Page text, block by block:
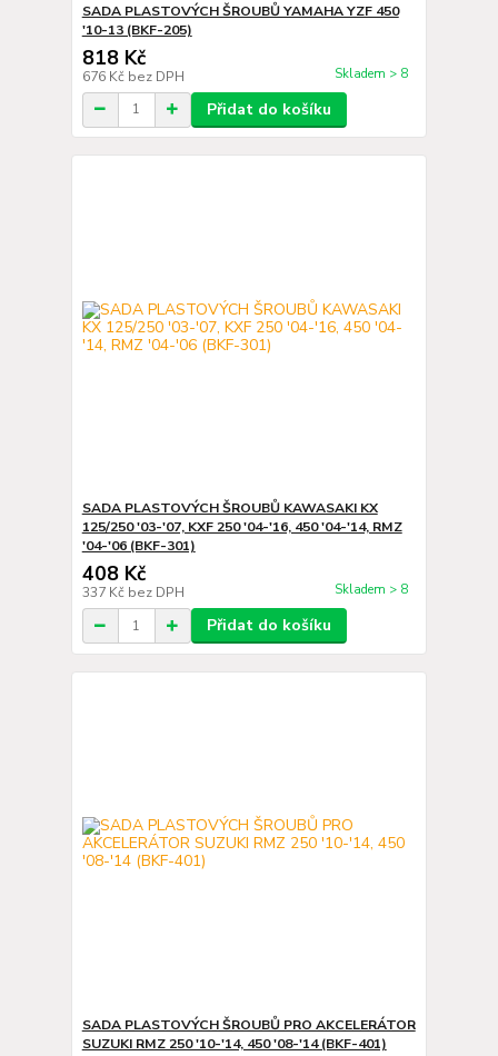
SADA PLASTOVÝCH ŠROUBŮ YAMAHA YZF 450
'10-13 (BKF-205)
818 Kč
676 Kč bez DPH Skladem > 8
Přidat do košíku
SADA PLASTOVÝCH ŠROUBŮ KAWASAKI KX
125/250 '03-'07, KXF 250 '04-'16, 450 '04-'14, RMZ
'04-'06 (BKF-301)
408 Kč
337 Kč bez DPH Skladem > 8
Přidat do košíku
SADA PLASTOVÝCH ŠROUBŮ PRO AKCELERÁTOR
SUZUKI RMZ 250 '10-'14, 450 '08-'14 (BKF-401)